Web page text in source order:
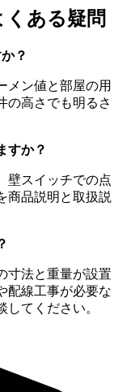
くある疑問
？
メン値と部屋の用
の高さでも明るさ
すか？
壁スイッチでの点
商品説明と取扱説
寸法と重量が設置
配線工事が必要な
てください。